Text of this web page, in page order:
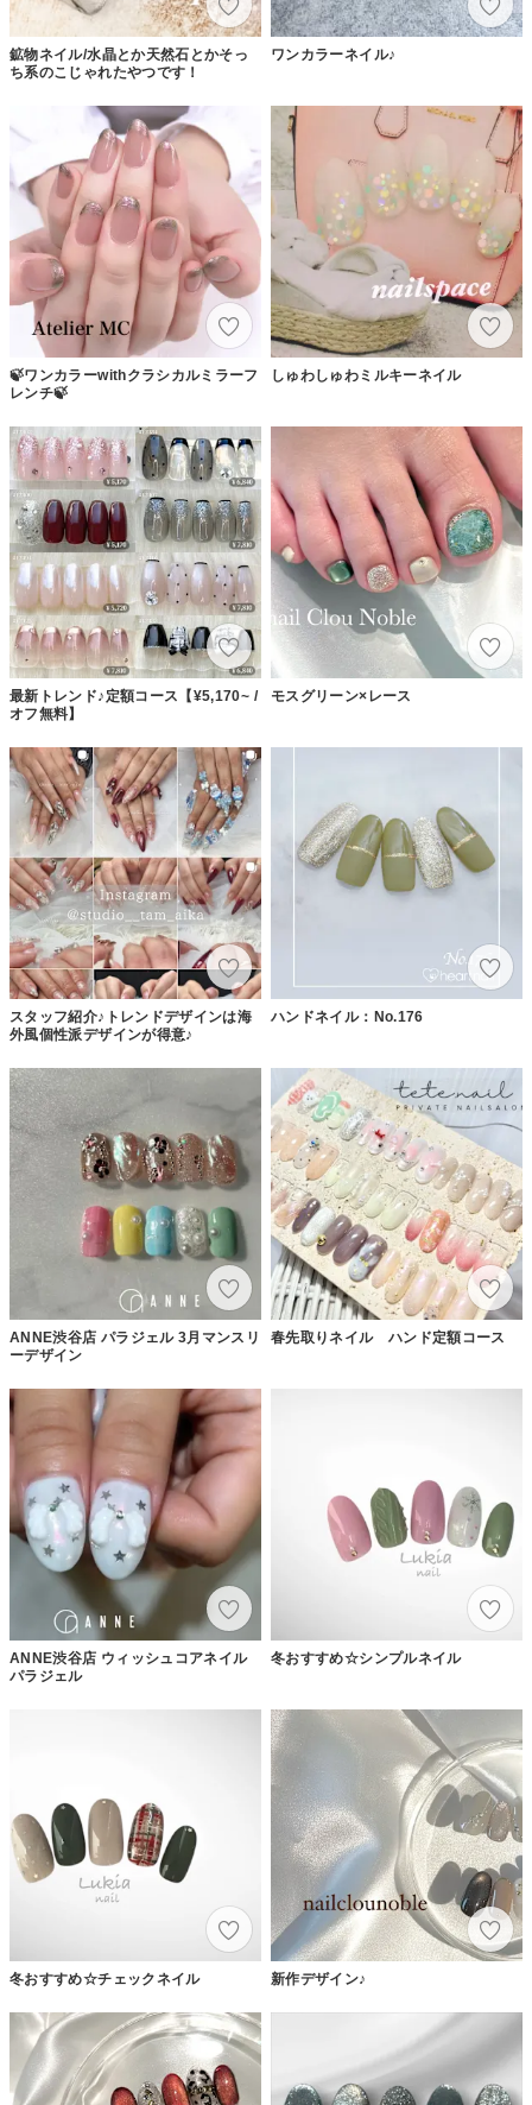
鉱物ネイル/水晶とか天然石とかそっ
ち系のこじゃれたやつです！
ワンカラーネイル♪
🍃ワンカラーwithクラシカルミラーフ
レンチ🍃
しゅわしゅわミルキーネイル
最新トレンド♪定額コース【¥5,170~ /
オフ無料】
モスグリーン×レース
スタッフ紹介♪トレンドデザインは海
外風個性派デザインが得意♪
ハンドネイル：No.176
ANNE渋谷店 パラジェル 3月マンスリ
ーデザイン
春先取りネイル ハンド定額コース
ANNE渋谷店 ウィッシュコアネイル
パラジェル
冬おすすめ☆シンプルネイル
冬おすすめ☆チェックネイル 新作デザイン♪